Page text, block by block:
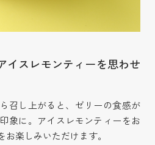
イスレモンティーを思わせ
召し上がると、ゼリーの食感が
象に。アイスレモンティーをお
楽しみいただけます。